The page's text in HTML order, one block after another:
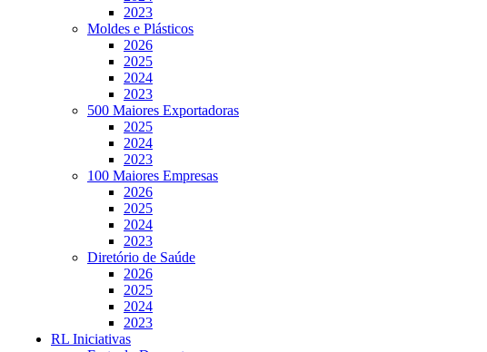
2023
Moldes e Plásticos
2026
2025
2024
2023
500 Maiores Exportadoras
2025
2024
2023
100 Maiores Empresas
2026
2025
2024
2023
Diretório de Saúde
2026
2025
2024
2023
RL Iniciativas